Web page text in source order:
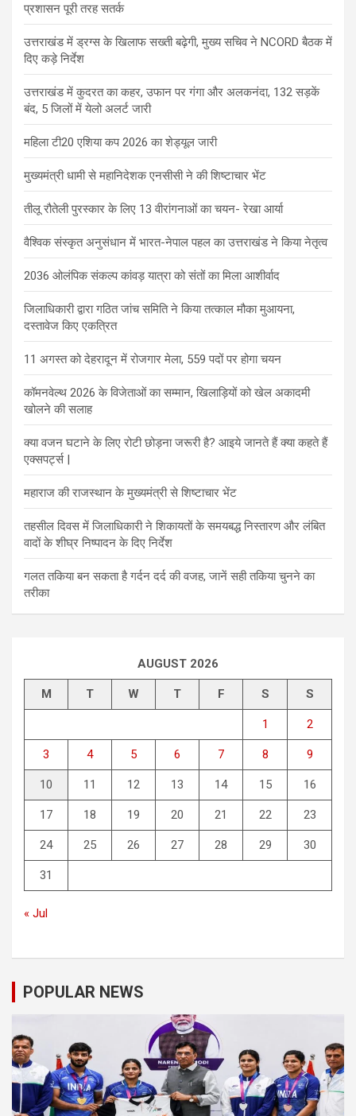
प्रशासन पूरी तरह सतर्क
उत्तराखंड में ड्रग्स के खिलाफ सख्ती बढ़ेगी, मुख्य सचिव ने NCORD बैठक में
दिए कड़े निर्देश
उत्तराखंड में कुदरत का कहर, उफान पर गंगा और अलकनंदा, 132 सड़कें
बंद, 5 जिलों में येलो अलर्ट जारी
महिला टी20 एशिया कप 2026 का शेड्यूल जारी
मुख्यमंत्री धामी से महानिदेशक एनसीसी ने की शिष्टाचार भेंट
तीलू रौतेली पुरस्कार के लिए 13 वीरांगनाओं का चयन- रेखा आर्या
वैश्विक संस्कृत अनुसंधान में भारत-नेपाल पहल का उत्तराखंड ने किया नेतृत्व
2036 ओलंपिक संकल्प कांवड़ यात्रा को संतों का मिला आशीर्वाद
जिलाधिकारी द्वारा गठित जांच समिति ने किया तत्काल मौका मुआयना,
दस्तावेज किए एकत्रित
11 अगस्त को देहरादून में रोजगार मेला, 559 पदों पर होगा चयन
कॉमनवेल्थ 2026 के विजेताओं का सम्मान, खिलाड़ियों को खेल अकादमी
खोलने की सलाह
क्या वजन घटाने के लिए रोटी छोड़ना जरूरी है? आइये जानते हैं क्या कहते हैं
एक्सपर्ट्स |
महाराज की राजस्थान के मुख्यमंत्री से शिष्टाचार भेंट
तहसील दिवस में जिलाधिकारी ने शिकायतों के समयबद्ध निस्तारण और लंबित
वादों के शीघ्र निष्पादन के दिए निर्देश
गलत तकिया बन सकता है गर्दन दर्द की वजह, जानें सही तकिया चुनने का
तरीका
AUGUST 2026
M T W T F S S
1 2
3 4 5 6 7 8 9
10 11 12 13 14 15 16
17 18 19 20 21 22 23
24 25 26 27 28 29 30
31
« Jul
POPULAR NEWS